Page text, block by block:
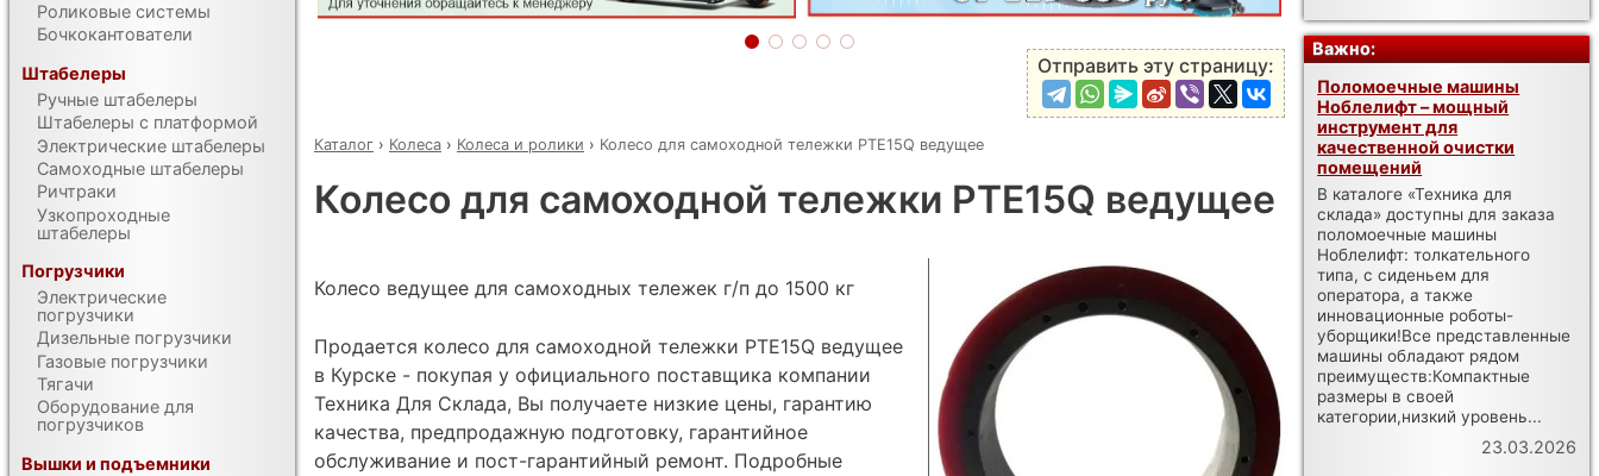
Отправить эту страницу:
Каталог › Колеса › Колеса и ролики › Колесо для самоходной тележки PTE15Q ведущее
Колесо для самоходной тележки PTE15Q ведущее
Колесо ведущее для самоходных тележек г/п до 1500 кг
Продается колесо для самоходной тележки PTE15Q ведущее
в Курске - покупая у официального поставщика компании
Техника Для Склада, Вы получаете низкие цены, гарантию
качества, предпродажную подготовку, гарантийное
обслуживание и пост-гарантийный ремонт. Подробные
Роликовые системы
Бочкокантователи
Штабелеры
Ручные штабелеры
Штабелеры с платформой
Электрические штабелеры
Самоходные штабелеры
Ричтраки
Узкопроходные
штабелеры
Погрузчики
Электрические
погрузчики
Дизельные погрузчики
Газовые погрузчики
Тягачи
Оборудование для
погрузчиков
Вышки и подъемники
Важно:
Поломоечные машины
Ноблелифт – мощный
инструмент для
качественной очистки
помещений
В каталоге «Техника для
склада» доступны для заказа
поломоечные машины
Ноблелифт: толкательного
типа, с сиденьем для
оператора, а также
инновационные роботы-
уборщики!Все представленные
машины обладают рядом
преимуществ:Компактные
размеры в своей
категории,низкий уровень...
23.03.2026